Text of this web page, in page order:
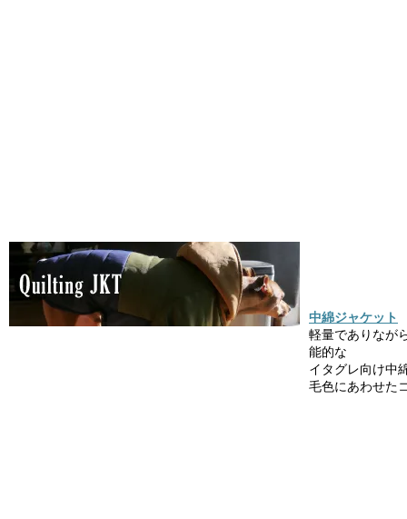
中綿ジャケット
軽量でありなが
能的な
イタグレ向け中
毛色にあわせた